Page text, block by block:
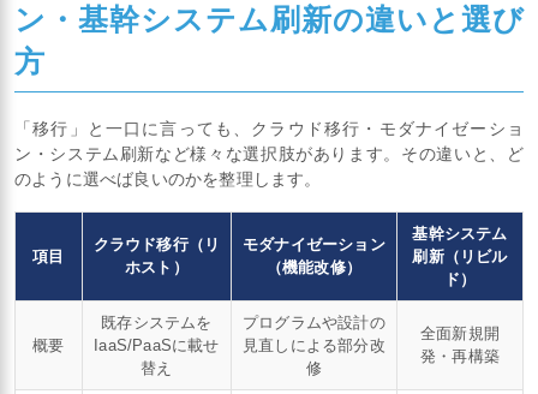
ン・基幹システム刷新の違いと選び
方
「移行」と一口に言っても、クラウド移行・モダナイゼーショ
ン・システム刷新など様々な選択肢があります。その違いと、ど
のように選べば良いのかを整理します。
項目
クラウド移行（リ
ホスト）
モダナイゼーション
（機能改修）
基幹システム
刷新（リビル
ド）
概要
既存システムを
IaaS/PaaSに載せ
替え
プログラムや設計の
見直しによる部分改
修
全面新規開
発・再構築